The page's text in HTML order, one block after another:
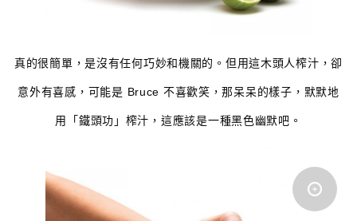
真的很簡單，是沒有任何巧妙和機關的。但用這木頭人榨汁，卻
意外有喜感，可能是 Bruce 不喜歡笑，那呆呆的樣子，默默地
用「鐵頭功」榨汁，這應該是一種黑色幽默吧。